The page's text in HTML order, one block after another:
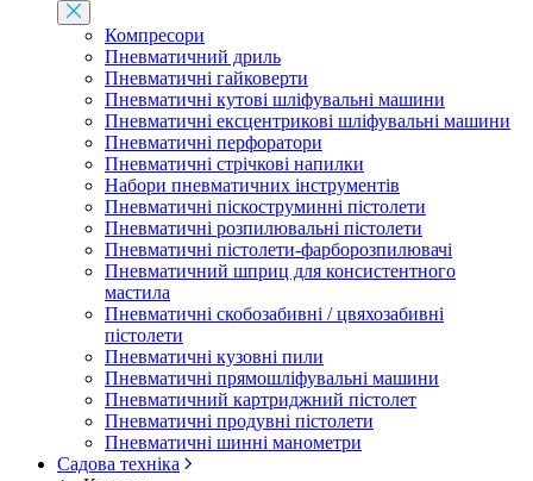
Компресори
Пневматичний дриль
Пневматичні гайковерти
Пневматичні кутові шліфувальні машини
Пневматичні ексцентрикові шліфувальні машини
Пневматичні перфоратори
Пневматичні стрічкові напилки
Набори пневматичних інструментів
Пневматичні піскоструминні пістолети
Пневматичні розпилювальні пістолети
Пневматичні пістолети-фарборозпилювачі
Пневматичний шприц для консистентного
мастила
Пневматичні скобозабивні / цвяхозабивні
пістолети
Пневматичні кузовні пили
Пневматичні прямошліфувальні машини
Пневматичний картриджний пістолет
Пневматичні продувні пістолети
Пневматичні шинні манометри
Садова техніка